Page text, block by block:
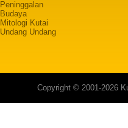
Peninggalan
Budaya
Mitologi Kutai
Undang Undang
Copyright © 2001-2026